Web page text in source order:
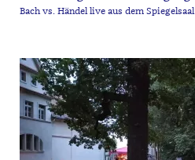
Bach vs. Händel live aus dem Spiegelsaal